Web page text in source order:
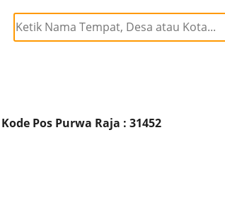
Kode Pos Purwa Raja : 31452